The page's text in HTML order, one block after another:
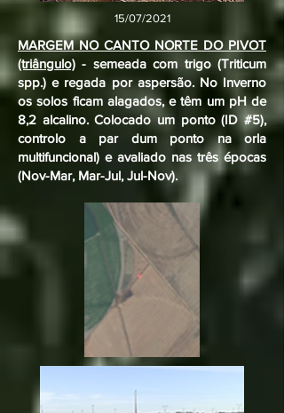
15/07/2021
MARGEM NO CANTO NORTE DO PIVOT
(triângulo) - semeada com trigo (Triticum
spp.) e regada por aspersão. No Inverno
os solos ficam alagados, e têm um pH de
8,2 alcalino. Colocado um ponto (ID #5),
controlo a par dum ponto na orla
multifuncional) e avaliado nas três épocas
(Nov-Mar, Mar-Jul, Jul-Nov).